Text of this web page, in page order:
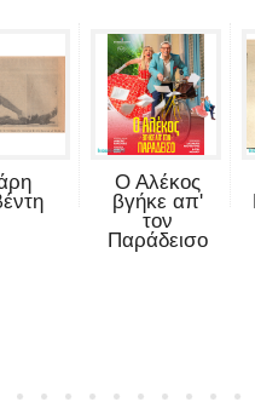
Ο Αλέκος
βγήκε απ'
τον
Παράδεισο